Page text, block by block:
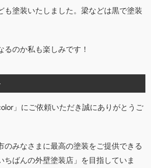
も塗装いたしました。梁などは黒で塗装
るのか私も楽しみです！
」にご依頼いただき誠にありがとうご
のみなさまに最高の塗装をご提供できる
ちばんの外壁塗装店」を目指していま